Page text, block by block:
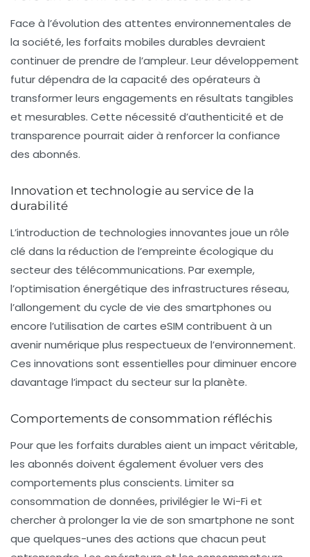
Face à l’évolution des attentes environnementales de
la société, les forfaits mobiles durables devraient
continuer de prendre de l’ampleur. Leur développement
futur dépendra de la capacité des opérateurs à
transformer leurs engagements en résultats tangibles
et mesurables. Cette nécessité d’authenticité et de
transparence pourrait aider à renforcer la confiance
des abonnés.
Innovation et technologie au service de la
durabilité
L’introduction de technologies innovantes joue un rôle
clé dans la réduction de l’empreinte écologique du
secteur des télécommunications. Par exemple,
l’optimisation énergétique des infrastructures réseau,
l’allongement du cycle de vie des smartphones ou
encore l’utilisation de cartes eSIM contribuent à un
avenir numérique plus respectueux de l’environnement.
Ces innovations sont essentielles pour diminuer encore
davantage l’impact du secteur sur la planète.
Comportements de consommation réfléchis
Pour que les forfaits durables aient un impact véritable,
les abonnés doivent également évoluer vers des
comportements plus conscients. Limiter sa
consommation de données, privilégier le Wi-Fi et
chercher à prolonger la vie de son smartphone ne sont
que quelques-unes des actions que chacun peut